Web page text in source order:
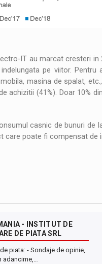
IT au marcat cresteri
pe viitor.
masina de spalat,
achizitii (41%). Doar 10%
casnic de bunuri
care poate fi compensat de
- INSTITUT DE
DE PIATA SRL
piata: - Sondaje de opinie,
adancime,…